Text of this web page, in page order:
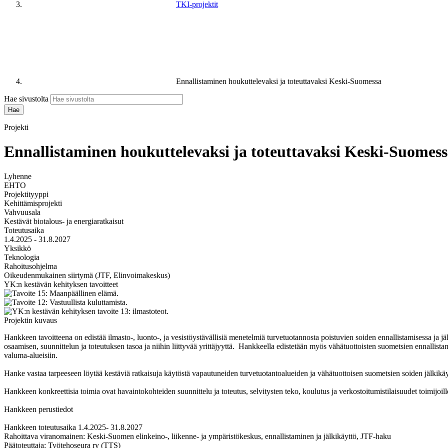
TKI-projektit
Ennallistaminen houkuttelevaksi ja toteuttavaksi Keski-Suomessa
Hae sivustolta
Projekti
Ennallistaminen houkuttelevaksi ja toteuttavaksi Keski-
Lyhenne
EHTO
Projektityyppi
Kehittämisprojekti
Vahvuusala
Kestävät biotalous- ja energiaratkaisut
Toteutusaika
1.4.2025 - 31.8.2027
Yksikkö
Teknologia
Rahoitusohjelma
Oikeudenmukainen siirtymä (JTF, Elinvoimakeskus)
YK:n kestävän kehityksen tavoitteet
Projektin kuvaus
Hankkeen tavoitteena on edistää ilmasto-, luonto-, ja vesistöystävällisiä menetelmiä turvetuotannosta poistuvien soiden ennallistamisessa ja
osaamisen, suunnittelun ja toteutuksen tasoa ja niihin liittyvää yrittäjyyttä. Hankkeella edistetään myös vähätuottoisten suometsien
valuma-alueisiin.
Hanke vastaa tarpeeseen löytää kestäviä ratkaisuja käytöstä vapautuneiden turvetuotantoalueiden ja vähätuottoisen suometsien soiden
Hankkeen konkreettisia toimia ovat havaintokohteiden suunnittelu ja toteutus, selvitysten teko, koulutus ja verkostoitumistilaisuudet
Hankkeen perustiedot
Hankkeen toteutusaika 1.4.2025- 31.8.2027
Rahoittava viranomainen: Keski-Suomen elinkeino-, liikenne- ja ympäristökeskus, ennallistaminen ja jälkikäyttö, JTF-haku
Päätoteuttaja: Työtehoseura ry (TTS)